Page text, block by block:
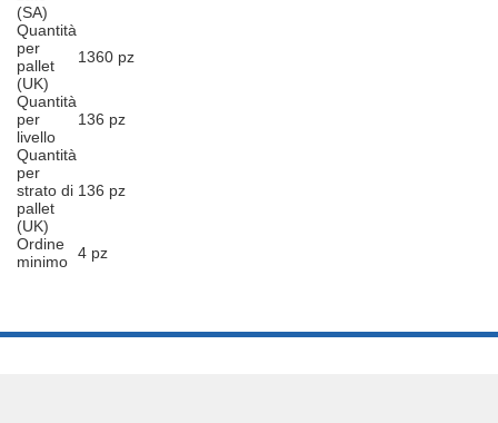
(SA)
Quantità
per
pallet
(UK)
1360 pz
Quantità
per
livello
136 pz
Quantità
per
strato di
pallet
(UK)
136 pz
Ordine
minimo 4 pz